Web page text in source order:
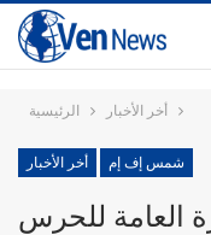
الرئيسية أخر الأخبار
أخر الأخبار شمس إف إم
العامة للحرس